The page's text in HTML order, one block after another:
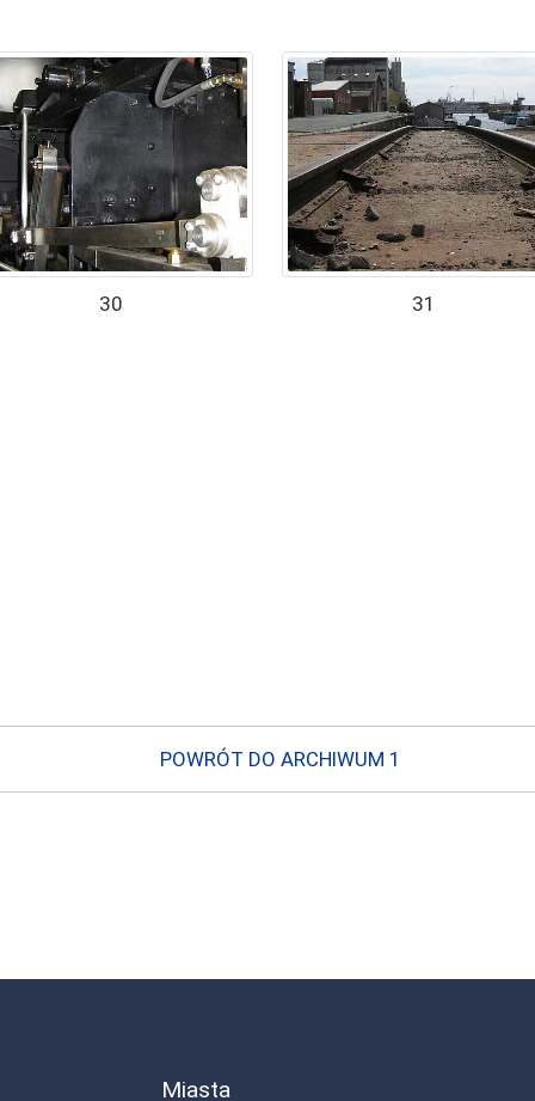
30 31
POWRÓT DO ARCHIWUM 1
Miasta